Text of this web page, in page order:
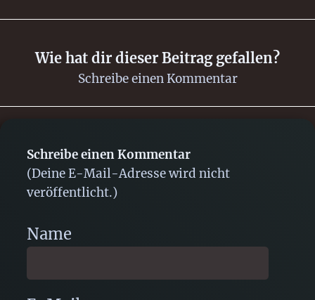
Wie hat dir dieser Beitrag gefallen?
Schreibe einen Kommentar
Schreibe einen Kommentar
(Deine E-Mail-Adresse wird nicht
veröffentlicht.)
Name